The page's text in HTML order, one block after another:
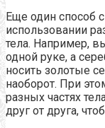
Еще один способ
использовании
тела. Например,
одной руке, а
носить золотые
наоборот. При
разных частях
друг от друга,